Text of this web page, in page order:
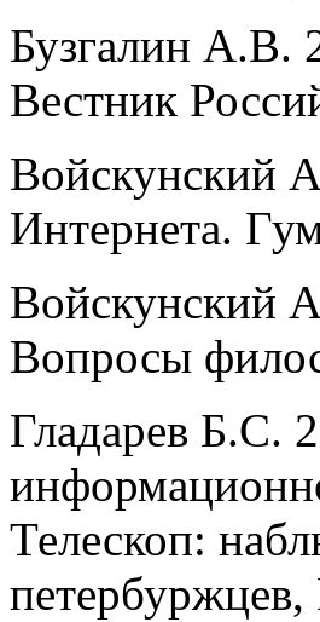
Бузгалин А.В.
Вестник
Войскунский
Интернета.
Войскунский
Вопросы
Гладарев Б.С.
Телескоп: